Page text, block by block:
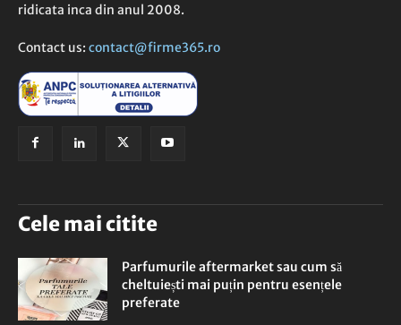
ridicata inca din anul 2008.
Contact us: contact@firme365.ro
Cele mai citite
Parfumurile aftermarket sau cum să
cheltuiești mai puțin pentru esențele
preferate